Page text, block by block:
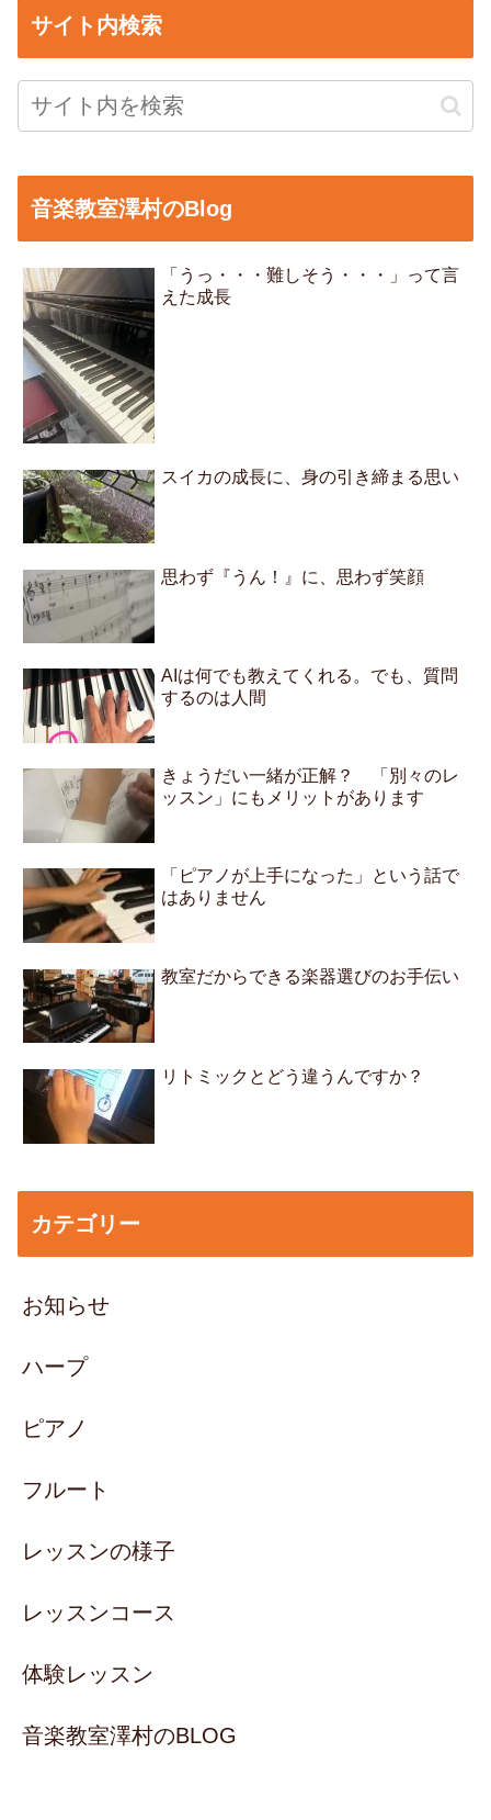
サイト内検索
音楽教室澤村のBlog
「うっ・・・難しそう・・・」って言
えた成長
スイカの成長に、身の引き締まる思い
思わず『うん！』に、思わず笑顔
AIは何でも教えてくれる。でも、質問
するのは人間
きょうだい一緒が正解？ 「別々のレ
ッスン」にもメリットがあります
「ピアノが上手になった」という話で
はありません
教室だからできる楽器選びのお手伝い
リトミックとどう違うんですか？
カテゴリー
お知らせ
ハープ
ピアノ
フルート
レッスンの様子
レッスンコース
体験レッスン
音楽教室澤村のBLOG